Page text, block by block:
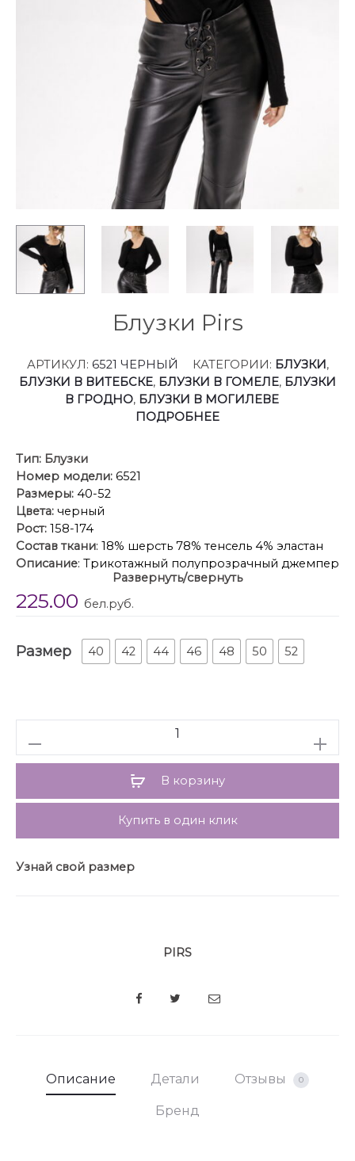
Блузки Pirs
АРТИКУЛ: 6521 ЧЕРНЫЙ КАТЕГОРИИ: БЛУЗКИ,
БЛУЗКИ В ВИТЕБСКЕ, БЛУЗКИ В ГОМЕЛЕ, БЛУЗКИ
В ГРОДНО, БЛУЗКИ В МОГИЛЕВЕ
ПОДРОБНЕЕ
Тип: Блузки
Номер модели: 6521
Размеры: 40-52
Цвета: черный
Рост: 158-174
Состав ткани: 18% шерсть 78% тенсель 4% эластан
Описание: Трикотажный полупрозрачный джемпер
со съемным шарфиком.
Детали: джемпер укороченный, приталенный
Длина джемпера по спинке около 46 см в
размерах 40-46 и около 48,5 см в размерах 48-52,
Развернуть/свернуть
225.00 бел.руб.
Размер 40 42 44 46 48 50 52
В корзину
Купить в один клик
Узнай свой размер
PIRS
SHARE
Описание Детали Отзывы 0
Бренд